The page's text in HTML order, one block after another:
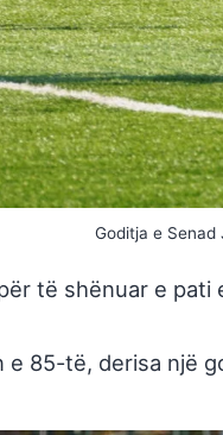
Goditja e
të shënuar e
e 85-të, derisa një